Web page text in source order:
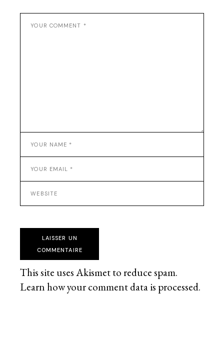
LAISSER UN
COMMENTAIRE
This site uses Akismet to reduce spam.
Learn how your comment data is processed.